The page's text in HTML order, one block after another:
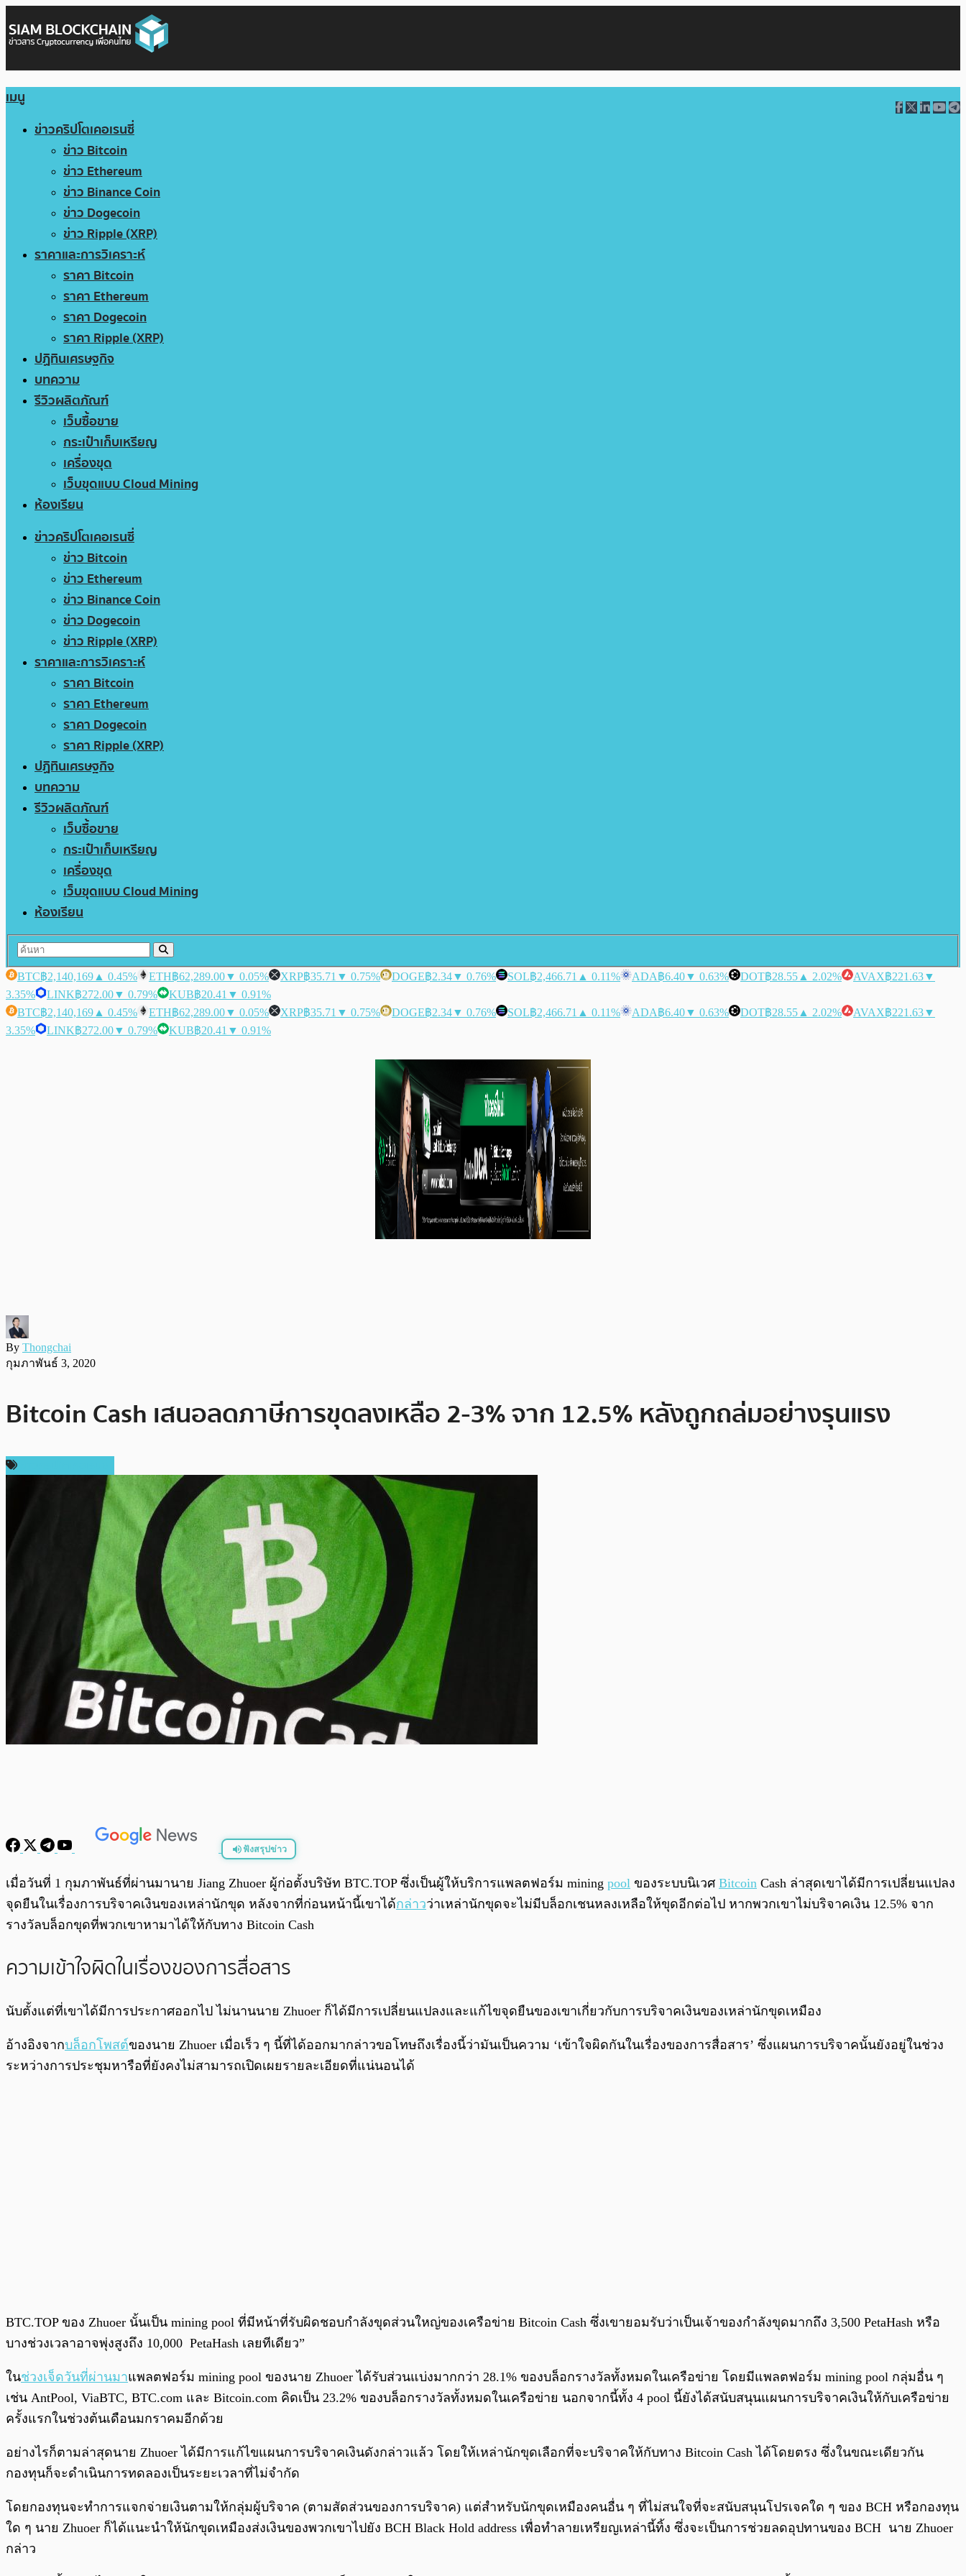
เมนู
ข่าวคริปโตเคอเรนซี่
ข่าว Bitcoin
ข่าว Ethereum
ข่าว Binance Coin
ข่าว Dogecoin
ข่าว Ripple (XRP)
ราคาและการวิเคราะห์
ราคา Bitcoin
ราคา Ethereum
ราคา Dogecoin
ราคา Ripple (XRP)
ปฏิทินเศรษฐกิจ
บทความ
รีวิวผลิตภัณฑ์
เว็บซื้อขาย
กระเป๋าเก็บเหรียญ
เครื่องขุด
เว็บขุดแบบ Cloud Mining
ห้องเรียน
ข่าวคริปโตเคอเรนซี่
ข่าว Bitcoin
ข่าว Ethereum
ข่าว Binance Coin
ข่าว Dogecoin
ข่าว Ripple (XRP)
ราคาและการวิเคราะห์
ราคา Bitcoin
ราคา Ethereum
ราคา Dogecoin
ราคา Ripple (XRP)
ปฏิทินเศรษฐกิจ
บทความ
รีวิวผลิตภัณฑ์
เว็บซื้อขาย
กระเป๋าเก็บเหรียญ
เครื่องขุด
เว็บขุดแบบ Cloud Mining
ห้องเรียน
BTC฿2,140,169 ▲ 0.45% ETH฿62,289.00▼ 0.05% XRP฿35.71 ▼ 0.75% DOGE฿2.34▼ 0.76% SOL฿2,466.71 ▲ 0.11% ADA฿6.40▼ 0.63% DOT฿28.55 ▲ 2.02% AVAX฿221.63▼
3.35%
LINK฿272.00▼ 0.79% KUB฿20.41 ▼ 0.91%
BTC฿2,140,169 ▲ 0.45% ETH฿62,289.00▼ 0.05% XRP฿35.71 ▼ 0.75% DOGE฿2.34▼ 0.76% SOL฿2,466.71 ▲ 0.11% ADA฿6.40▼ 0.63% DOT฿28.55 ▲ 2.02% AVAX฿221.63▼
3.35%
LINK฿272.00▼ 0.79% KUB฿20.41 ▼ 0.91%
By Thongchai
กุมภาพันธ์ 3, 2020
Bitcoin Cash เสนอลดภาษีการขุดลงเหลือ 2-3% จาก 12.5% หลังถูกถล่มอย่างรุนแรง
ฟังสรุปข่าว
พร้อมเล่น 0:00 0:00
เมื่อวันที่ 1 กุมภาพันธ์ที่ผ่านมานาย Jiang Zhuoer ผู้ก่อตั้งบริษัท BTC.TOP ซึ่งเป็นผู้ให้บริการแพลตฟอร์ม mining pool ของระบบนิเวศ Bitcoin Cash ล่าสุดเขาได้มีการเปลี่ยนแปลง
จุดยืนในเรื่องการบริจาคเงินของเหล่านักขุด หลังจากที่ก่อนหน้านี้เขาได้กล่าวว่าเหล่านักขุดจะไม่มีบล็อกเชนหลงเหลือให้ขุดอีกต่อไป หากพวกเขาไม่บริจาคเงิน 12.5% จาก
รางวัลบล็อกขุดที่พวกเขาหามาได้ให้กับทาง Bitcoin Cash
ความเข้าใจผิดในเรื่องของการสื่อสาร
นับตั้งแต่ที่เขาได้มีการประกาศออกไป ไม่นานนาย Zhuoer ก็ได้มีการเปลี่ยนแปลงและแก้ไขจุดยืนของเขาเกี่ยวกับการบริจาคเงินของเหล่านักขุดเหมือง
อ้างอิงจากบล็อกโพสต์ของนาย Zhuoer เมื่อเร็ว ๆ นี้ที่ได้ออกมากล่าวขอโทษถึงเรื่องนี้ว่ามันเป็นความ ‘เข้าใจผิดกันในเรื่องของการสื่อสาร’ ซึ่งแผนการบริจาคนั้นยังอยู่ในช่วง
ระหว่างการประชุมหารือที่ยังคงไม่สามารถเปิดเผยรายละเอียดที่แน่นอนได้
BTC.TOP ของ Zhuoer นั้นเป็น mining pool ที่มีหน้าที่รับผิดชอบกำลังขุดส่วนใหญ่ของเครือข่าย Bitcoin Cash ซึ่งเขายอมรับว่าเป็นเจ้าของกำลังขุดมากถึง 3,500 PetaHash หรือ
บางช่วงเวลาอาจพุ่งสูงถึง 10,000 PetaHash เลยทีเดียว”
ในช่วงเจ็ดวันที่ผ่านมาแพลตฟอร์ม mining pool ของนาย Zhuoer ได้รับส่วนแบ่งมากกว่า 28.1% ของบล็อกรางวัลทั้งหมดในเครือข่าย โดยมีแพลตฟอร์ม mining pool กลุ่มอื่น ๆ
เช่น AntPool, ViaBTC, BTC.com และ Bitcoin.com คิดเป็น 23.2% ของบล็อกรางวัลทั้งหมดในเครือข่าย นอกจากนี้ทั้ง 4 pool นี้ยังได้สนับสนุนแผนการบริจาคเงินให้กับเครือข่าย
ครั้งแรกในช่วงต้นเดือนมกราคมอีกด้วย
อย่างไรก็ตามล่าสุดนาย Zhuoer ได้มีการแก้ไขแผนการบริจาคเงินดังกล่าวแล้ว โดยให้เหล่านักขุดเลือกที่จะบริจาคให้กับทาง Bitcoin Cash ได้โดยตรง ซึ่งในขณะเดียวกัน
กองทุนก็จะดำเนินการทดลองเป็นระยะเวลาที่ไม่จำกัด
โดยกองทุนจะทำการแจกจ่ายเงินตามให้กลุ่มผู้บริจาค (ตามสัดส่วนของการบริจาค) แต่สำหรับนักขุดเหมืองคนอื่น ๆ ที่ไม่สนใจที่จะสนับสนุนโปรเจคใด ๆ ของ BCH หรือกองทุน
ใด ๆ นาย Zhuoer ก็ได้แนะนำให้นักขุดเหมืองส่งเงินของพวกเขาไปยัง BCH Black Hold address เพื่อทำลายเหรียญเหล่านี้ทิ้ง ซึ่งจะเป็นการช่วยลดอุปทานของ BCH นาย Zhuoer
กล่าว